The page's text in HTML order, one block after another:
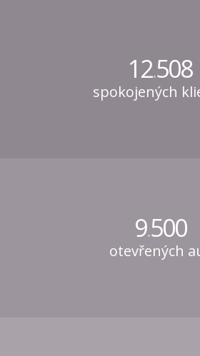
12.508
spokojených
9.500
otevřených